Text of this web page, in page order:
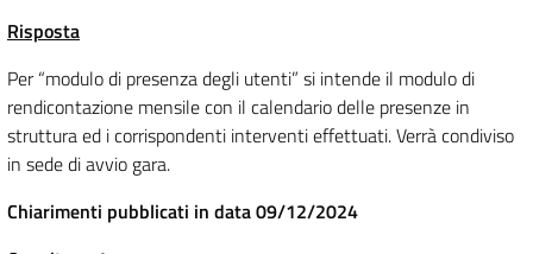
Risposta
Per “modulo di presenza degli utenti” si intende il modulo di
rendicontazione mensile con il calendario delle presenze in
struttura ed i corrispondenti interventi effettuati. Verrà condiviso
in sede di avvio gara.
Chiarimenti pubblicati in data 09/12/2024